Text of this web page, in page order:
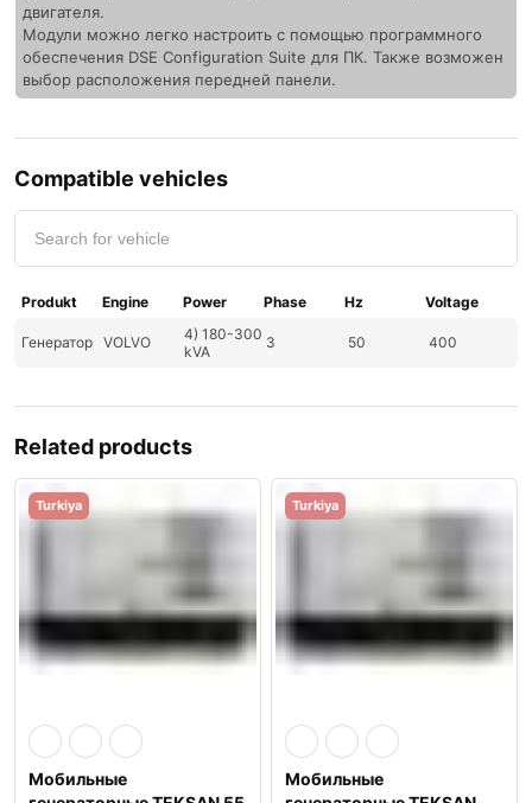
двигателя.
Модули можно легко настроить с помощью программного
обеспечения DSE Configuration Suite для ПК. Также возможен
выбор расположения передней панели.
Compatible vehicles
Produkt Engine Power Phase Hz Voltage
Генератор VOLVO
4) 180-300
kVA
3 50 400
Related products
Turkiya
Мобильные
Turkiya
Мобильные